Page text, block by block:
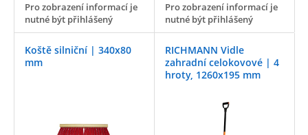
Pro zobrazení informací je
nutné být přihlášený
Pro zobrazení informací je
nutné být přihlášený
Koště silniční | 340x80
mm
RICHMANN Vidle
zahradní celokovové | 4
hroty, 1260x195 mm